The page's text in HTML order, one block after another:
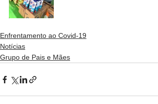
Enfrentamento ao Covid-19
Notícias
Grupo de Pais e Mães